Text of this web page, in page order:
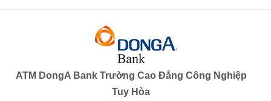
ATM DongA Bank Trường Cao Đẳng Công Nghiệp
Tuy Hòa